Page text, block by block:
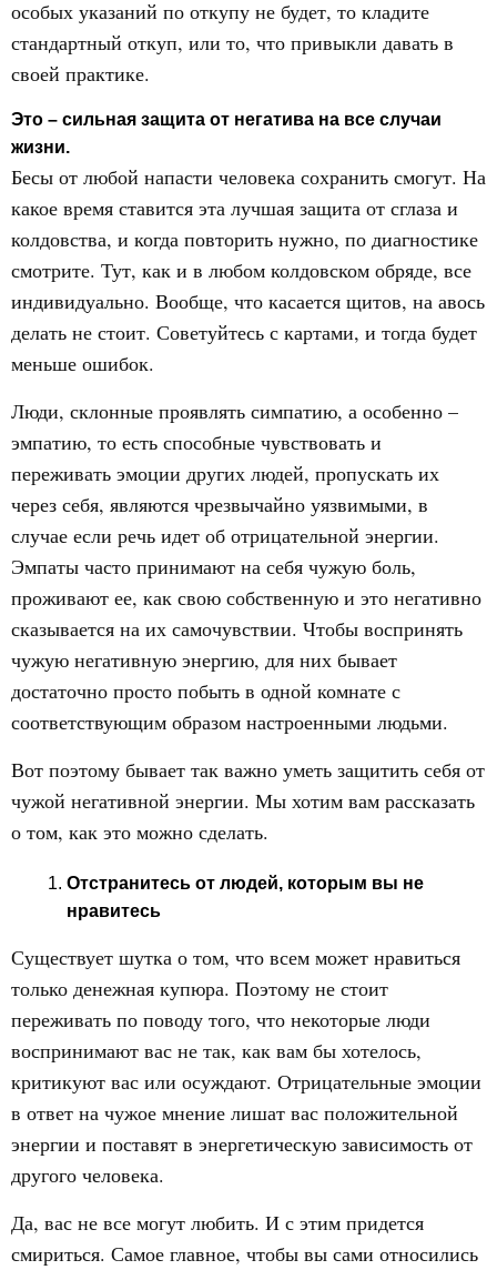
особых указаний по откупу не будет, то кладите
стандартный откуп, или то, что привыкли давать в
своей практике.
Это – сильная защита от негатива на все случаи
жизни.
Бесы от любой напасти человека сохранить смогут. На
какое время ставится эта лучшая защита от сглаза и
колдовства, и когда повторить нужно, по диагностике
смотрите. Тут, как и в любом колдовском обряде, все
индивидуально. Вообще, что касается щитов, на авось
делать не стоит. Советуйтесь с картами, и тогда будет
меньше ошибок.
Люди, склонные проявлять симпатию, а особенно –
эмпатию, то есть способные чувствовать и
переживать эмоции других людей, пропускать их
через себя, являются чрезвычайно уязвимыми, в
случае если речь идет об отрицательной энергии.
Эмпаты часто принимают на себя чужую боль,
проживают ее, как свою собственную и это негативно
сказывается на их самочувствии. Чтобы воспринять
чужую негативную энергию, для них бывает
достаточно просто побыть в одной комнате с
соответствующим образом настроенными людьми.
Вот поэтому бывает так важно уметь защитить себя от
чужой негативной энергии. Мы хотим вам рассказать
о том, как это можно сделать.
Отстранитесь от людей, которым вы не
нравитесь
Существует шутка о том, что всем может нравиться
только денежная купюра. Поэтому не стоит
переживать по поводу того, что некоторые люди
воспринимают вас не так, как вам бы хотелось,
критикуют вас или осуждают. Отрицательные эмоции
в ответ на чужое мнение лишат вас положительной
энергии и поставят в энергетическую зависимость от
другого человека.
Да, вас не все могут любить. И с этим придется
смириться. Самое главное, чтобы вы сами относились